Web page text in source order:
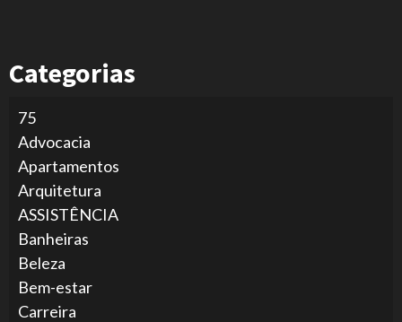
Categorias
75
Advocacia
Apartamentos
Arquitetura
ASSISTÊNCIA
Banheiras
Beleza
Bem-estar
Carreira